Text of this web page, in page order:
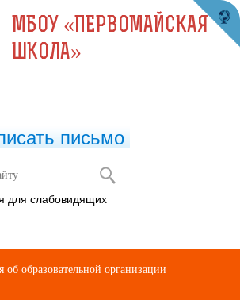
МБОУ «ПЕРВОМАЙСКАЯ
ШКОЛА»
письмо
для слабовидящих
об образовательной организации